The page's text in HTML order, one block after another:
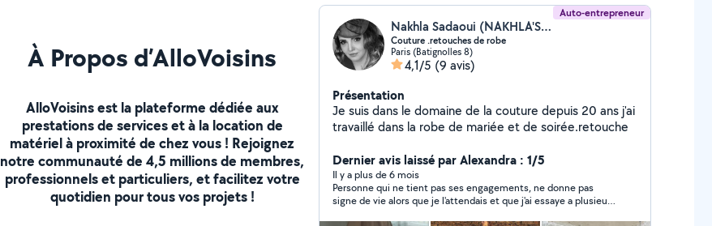
À Propos d’AlloVoisins
AlloVoisins est la plateforme dédiée aux
prestations de services et à la location de
matériel à proximité de chez vous ! Rejoignez
notre communauté de 4,5 millions de membres,
professionnels et particuliers, et facilitez votre
quotidien pour tous vos projets !
Auto-entrepreneur
Nakhla Sadaoui (NAKHLA'S CREATION)
Couture .retouches de robe
Paris (Batignolles 8)
4,1/5 (9 avis)
Présentation
Je suis dans le domaine de la couture depuis 20 ans j'ai
travaillé dans la robe de mariée et de soirée.retouche
Dernier avis laissé par Alexandra : 1/5
Il y a plus de 6 mois
Personne qui ne tient pas ses engagements, ne donne pas
signe de vie alors que je l'attendais et que j'ai essaye a plusieurs